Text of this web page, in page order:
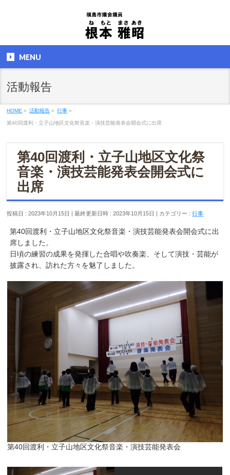
MENU
活動報告
HOME » 活動報告 » 行事 »
第40回渡利・立子山地区文化祭音楽・演技芸能発表会開会式に出席
第40回渡利・立子山地区文化祭
音楽・演技芸能発表会開会式に
出席
投稿日 : 2023年10月15日 最終更新日時 : 2023年10月15日 カテゴリー :行事
第40回渡利・立子山地区文化祭音楽・演技芸能発表会開会式に出
席しました。
日頃の練習の成果を発揮した合唱や吹奏楽、そして演技・芸能が
披露され、訪れた方々を魅了しました。
第40回渡利・立子山地区文化祭音楽・演技芸能発表会